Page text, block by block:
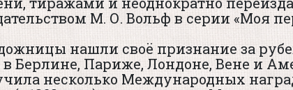
М. О. Вольф в серии «Моя
нашли своё признание за
Берлине, Париже, Лондоне, Вене и
несколько Международных